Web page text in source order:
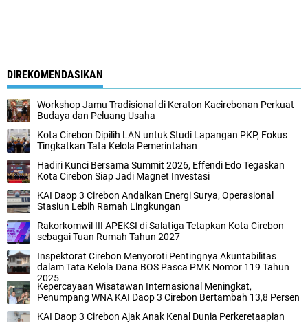
DIREKOMENDASIKAN
Workshop Jamu Tradisional di Keraton Kacirebonan Perkuat
Budaya dan Peluang Usaha
Kota Cirebon Dipilih LAN untuk Studi Lapangan PKP, Fokus
Tingkatkan Tata Kelola Pemerintahan
Hadiri Kunci Bersama Summit 2026, Effendi Edo Tegaskan
Kota Cirebon Siap Jadi Magnet Investasi
KAI Daop 3 Cirebon Andalkan Energi Surya, Operasional
Stasiun Lebih Ramah Lingkungan
Rakorkomwil III APEKSI di Salatiga Tetapkan Kota Cirebon
sebagai Tuan Rumah Tahun 2027
Inspektorat Cirebon Menyoroti Pentingnya Akuntabilitas
dalam Tata Kelola Dana BOS Pasca PMK Nomor 119 Tahun
2025
Kepercayaan Wisatawan Internasional Meningkat,
Penumpang WNA KAI Daop 3 Cirebon Bertambah 13,8 Persen
KAI Daop 3 Cirebon Ajak Anak Kenal Dunia Perkeretaapian